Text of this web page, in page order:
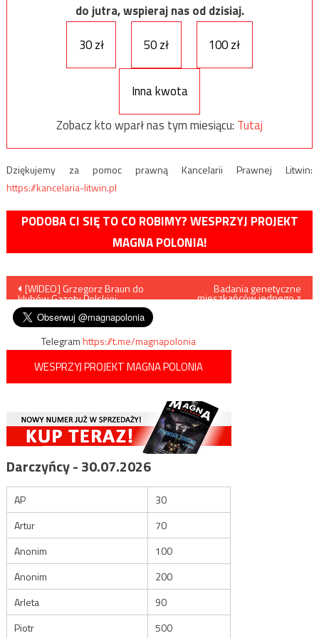
do jutra, wspieraj nas od dzisiaj.
30 zł
50 zł 100 zł
Inna kwota
Zobacz kto wparł nas tym miesiącu: Tutaj
Dziękujemy za pomoc prawną Kancelarii Prawnej Litwin:
https://kancelaria-litwin.pl
PODOBA CI SIĘ TO CO ROBIMY? WESPRZYJ PROJEKT
MAGNA POLONIA!
Nawigacja
wpisu
[WIDEO] Grzegorz Braun do
klubów Gazety Polskiej
Badania genetyczne
mieszkańców jednego z
Telegramhttps://t.me/magnapolonia
WESPRZYJ PROJEKT MAGNA POLONIA
Darczyńcy - 30.07.2026
AP
30
Artur
70
Anonim
100
Anonim
200
Arleta
90
Piotr
500